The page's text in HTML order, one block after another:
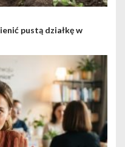
pustą działkę w